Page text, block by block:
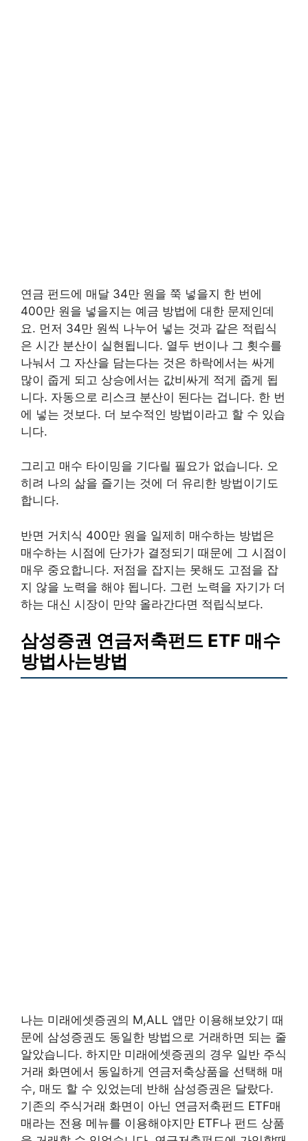
연금 펀드에 매달 34만 원을 쭉 넣을지 한 번에
400만 원을 넣을지는 예금 방법에 대한 문제인데
요. 먼저 34만 원씩 나누어 넣는 것과 같은 적립식
은 시간 분산이 실현됩니다. 열두 번이나 그 횟수를
나눠서 그 자산을 담는다는 것은 하락에서는 싸게
많이 줍게 되고 상승에서는 값비싸게 적게 줍게 됩
니다. 자동으로 리스크 분산이 된다는 겁니다. 한 번
에 넣는 것보다. 더 보수적인 방법이라고 할 수 있습
니다.
그리고 매수 타이밍을 기다릴 필요가 없습니다. 오
히려 나의 삶을 즐기는 것에 더 유리한 방법이기도
합니다.
반면 거치식 400만 원을 일제히 매수하는 방법은
매수하는 시점에 단가가 결정되기 때문에 그 시점이
매우 중요합니다. 저점을 잡지는 못해도 고점을 잡
지 않을 노력을 해야 됩니다. 그런 노력을 자기가 더
하는 대신 시장이 만약 올라간다면 적립식보다.
삼성증권 연금저축펀드 ETF 매수
방법사는방법
나는 미래에셋증권의 M,ALL 앱만 이용해보았기 때
문에 삼성증권도 동일한 방법으로 거래하면 되는 줄
알았습니다. 하지만 미래에셋증권의 경우 일반 주식
거래 화면에서 동일하게 연금저축상품을 선택해 매
수, 매도 할 수 있었는데 반해 삼성증권은 달랐다.
기존의 주식거래 화면이 아닌 연금저축펀드 ETF매
매라는 전용 메뉴를 이용해야지만 ETF나 펀드 상품